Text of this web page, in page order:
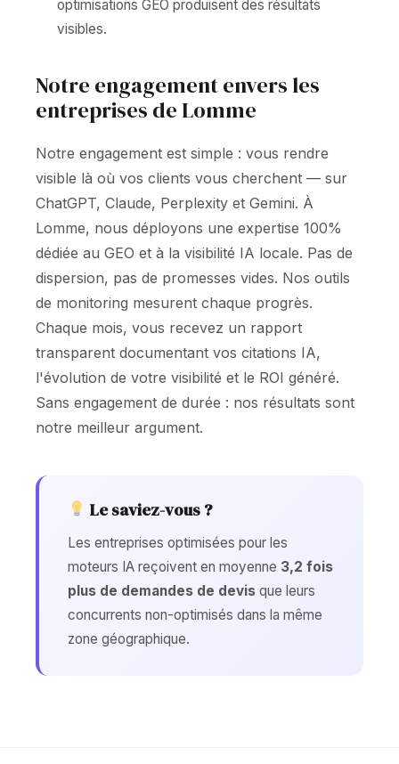
optimisations GEO produisent des résultats
visibles.
Notre engagement envers les
entreprises de Lomme
Notre engagement est simple : vous rendre
visible là où vos clients vous cherchent — sur
ChatGPT, Claude, Perplexity et Gemini. À
Lomme, nous déployons une expertise 100%
dédiée au GEO et à la visibilité IA locale. Pas de
dispersion, pas de promesses vides. Nos outils
de monitoring mesurent chaque progrès.
Chaque mois, vous recevez un rapport
transparent documentant vos citations IA,
l'évolution de votre visibilité et le ROI généré.
Sans engagement de durée : nos résultats sont
notre meilleur argument.
Le saviez-vous ?
Les entreprises optimisées pour les
moteurs IA reçoivent en moyenne 3,2 fois
plus de demandes de devis que leurs
concurrents non-optimisés dans la même
zone géographique.